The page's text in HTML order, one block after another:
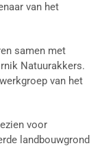
van het
samen met
Natuurakkers.
van het
voor
landbouwgrond